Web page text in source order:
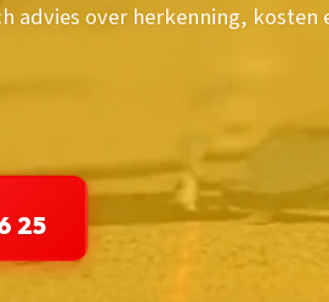
advies over herkenning, kosten
25